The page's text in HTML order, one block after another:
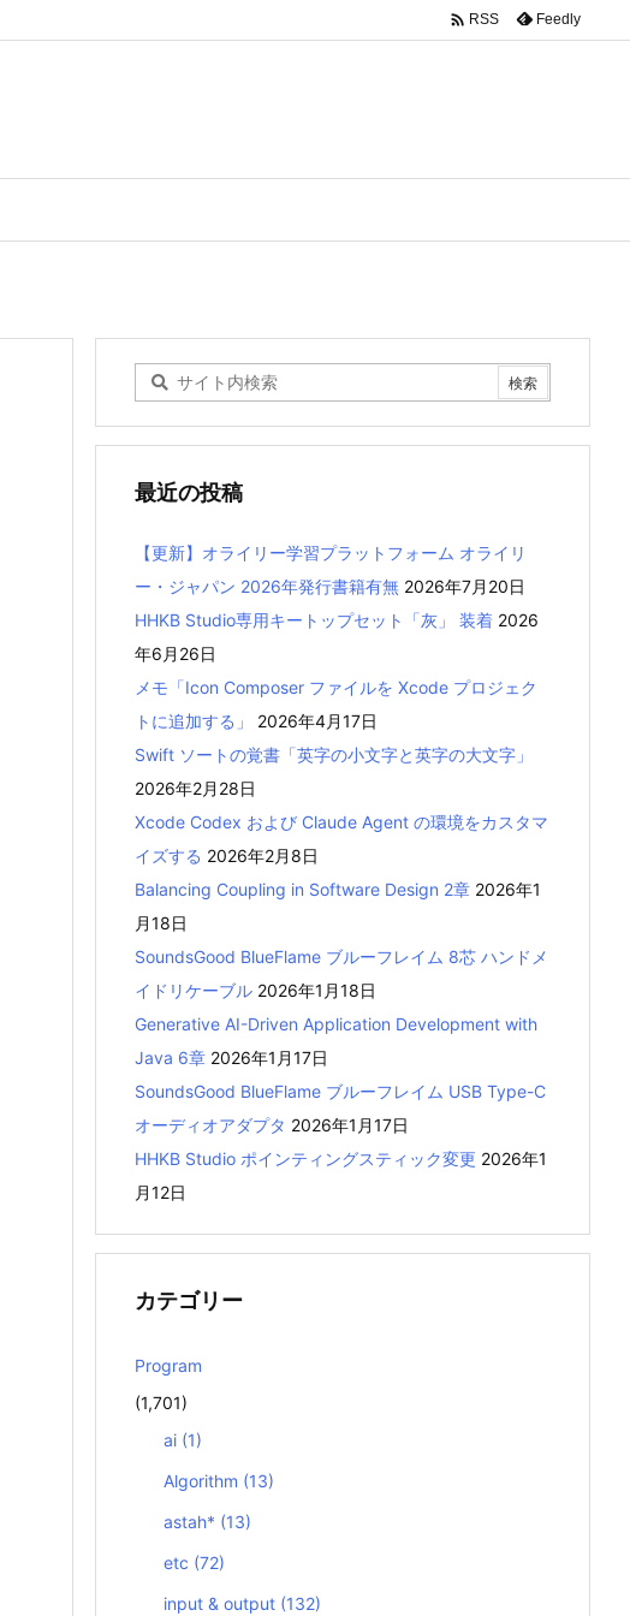
 RSS Feedly
最近の投稿
【更新】オライリー学習プラットフォーム オライリ
ー・ジャパン 2026年発行書籍有無 2026年7月20日
HHKB Studio専用キートップセット「灰」 装着 2026
年6月26日
メモ「Icon Composer ファイルを Xcode プロジェク
トに追加する」
2026年4月17日
Swift ソートの覚書「英字の小文字と英字の大文字」
2026年2月28日
Xcode Codex および Claude Agent の環境をカスタマ
イズする 2026年2月8日
Balancing Coupling in Software Design 2章 2026年1
月18日
SoundsGood BlueFlame ブルーフレイム 8芯 ハンドメ
イドリケーブル 2026年1月18日
Generative AI-Driven Application Development with
Java 6章 2026年1月17日
SoundsGood BlueFlame ブルーフレイム USB Type-C
オーディオアダプタ 2026年1月17日
HHKB Studio ポインティングスティック変更 2026年1
月12日
カテゴリー
Program
(1,701)
ai (1)
Algorithm (13)
astah* (13)
etc (72)
input & output (132)